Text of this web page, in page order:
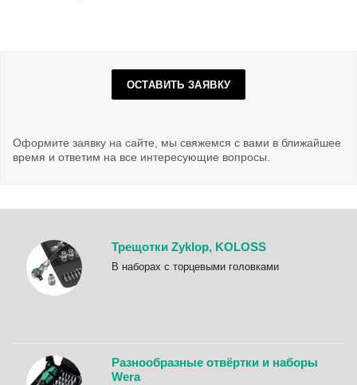
ОСТАВИТЬ ЗАЯВКУ
Оформите заявку на сайте, мы свяжемся с вами в ближайшее
время и ответим на все интересующие вопросы.
Трещотки Zyklop, KOLOSS
B наборах с торцевыми головками
Разнообразные отвёртки и наборы
Wera